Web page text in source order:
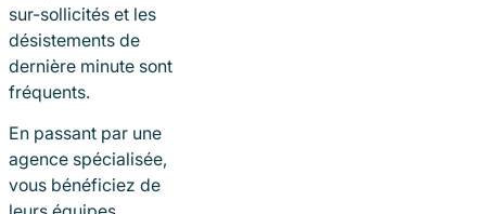
sur-sollicités et les
désistements de
dernière minute sont
fréquents.
En passant par une
agence spécialisée,
vous bénéficiez de